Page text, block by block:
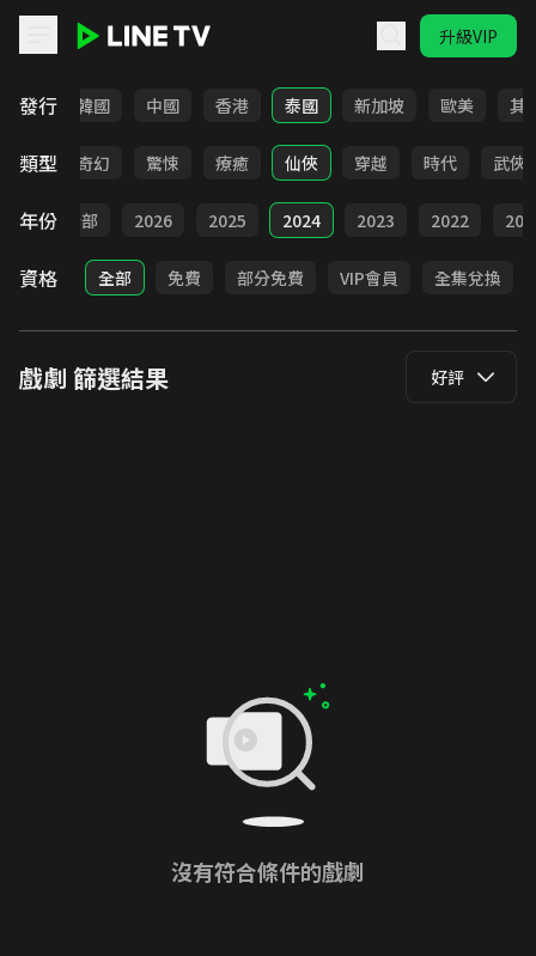
升級VIP
發行
日本 韓國 中國 香港 泰國 新加坡 歐美 其
類型
BL 奇幻 驚悚 療癒 仙俠 穿越 時代 武俠
年份 全部 2026 2025 2024 2023 2022
資格 全部 免費 部分免費 VIP會員 全集兌換
戲劇 篩選結果 好評
沒有符合條件的戲劇